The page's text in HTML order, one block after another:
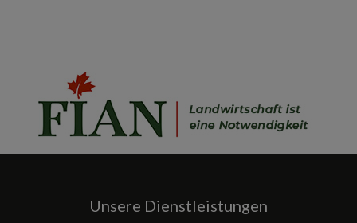
Unsere Dienstleistungen